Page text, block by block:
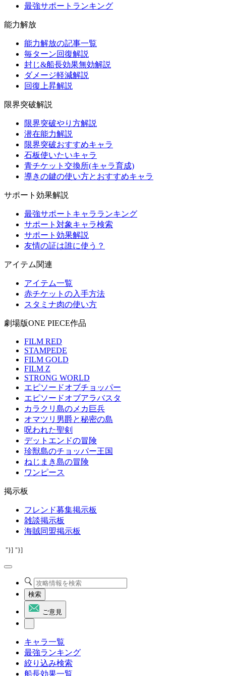
最強サポートランキング
能力解放
能力解放の記事一覧
毎ターン回復解説
封じ&船長効果無効解説
ダメージ軽減解説
回復上昇解説
限界突破解説
限界突破やり方解説
潜在能力解説
限界突破おすすめキャラ
石板使いたいキャラ
青チケット交換所(キャラ育成)
導きの鍵の使い方とおすすめキャラ
サポート効果解説
最強サポートキャラランキング
サポート対象キャラ検索
サポート効果解説
友情の証は誰に使う？
アイテム関連
アイテム一覧
赤チケットの入手方法
スタミナ肉の使い方
劇場版ONE PIECE作品
FILM RED
STAMPEDE
FILM GOLD
FILM Z
STRONG WORLD
エピソードオブチョッパー
エピソードオブアラバスタ
カラクリ島のメカ巨兵
オマツリ男爵と秘密の島
呪われた聖剣
デットエンドの冒険
珍獣島のチョッパー王国
ねじまき島の冒険
ワンピース
掲示板
フレンド募集掲示板
雑談掲示板
海賊同盟掲示板
"}] "}]
検索
ご意見
キャラ一覧
最強ランキング
絞り込み検索
船長効果一覧